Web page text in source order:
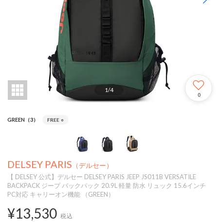
1/4
0
GREEN（3） FREE ○
DELSEY PARIS （デルセー）
【 DELSEY 公式】デルセー DELSEY PARIS JEEP JS011B VERSATILE
BACKPACK ジープ バックパック 20.9L 軽量 防水 リュック 15.6インチ
PC対応 キャリーオン機能 （GREEN）
¥13,530 税込